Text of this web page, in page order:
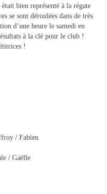
bien représenté à la régate
se sont déroulées dans de très
d’une heure le samedi en
à la clé pour le club !
!
/ Fabien
/ Gaëlle